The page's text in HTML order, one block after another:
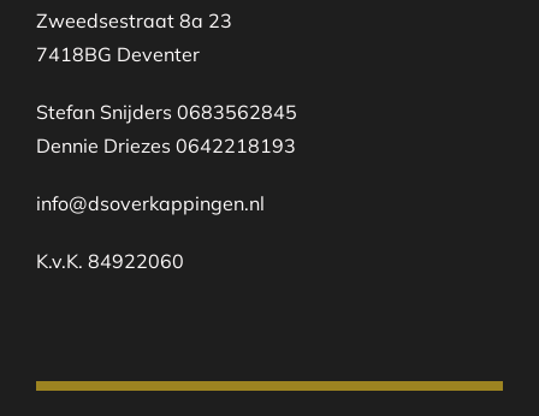
Zweedsestraat 8a 23
7418BG Deventer
Stefan Snijders 0683562845
Dennie Driezes 0642218193
info@dsoverkappingen.nl
K.v.K. 84922060